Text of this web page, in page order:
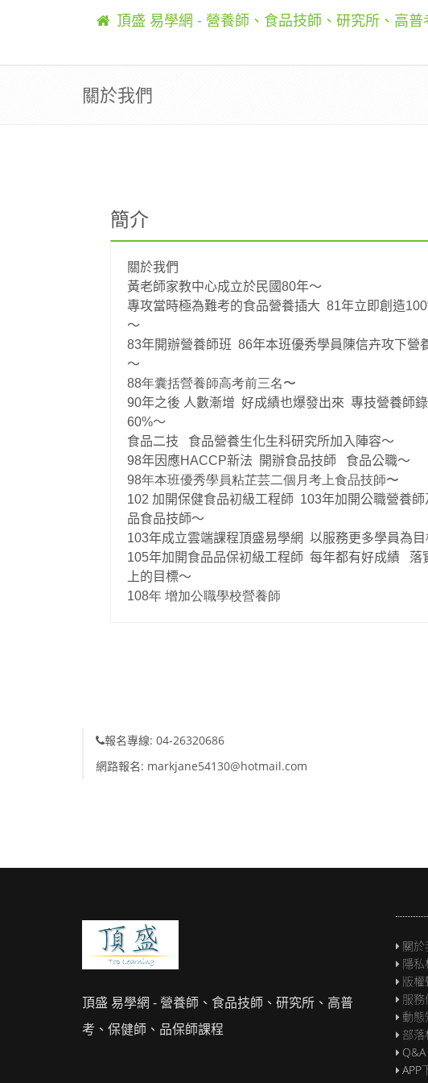
頂盛 易學網 - 營養師、食品技師、研究所、高
關於我們
簡介
關於我們
黃老師家教中心成立於民國80年〜
專攻當時極為難考的食品營養插大 81年立即創造
〜
83年開辦營養師班 86年本班優秀學員陳信卉攻下營
〜
88年囊括營養師高考前三名〜
90年之後 人數漸增 好成績也爆發出來 專技營養師
60%〜
食品二技
食品營養生化生科研究所加入陣容〜
98年因應HACCP新法 開辦食品技師
食品公職〜
98年本班優秀學員粘芷芸二個月考上食品技師〜
102 加開保健食品初級工程師 103年加開公職營養師
品食品技師〜
103年成立雲端課程頂盛易學網 以服務更多學員為目
105年加開食品品保初級工程師 每年都有好成績
落
上的目標〜
108年 增加公職學校營養師
報名專線: 04-26320686
網路報名: markjane54130@hotmail.com
頂盛 易學網 - 營養師、食品技師、研究所、高普
考、保健師、品保師課程
關於
隱私
版權
服務
動態
部落
Q&A
APP